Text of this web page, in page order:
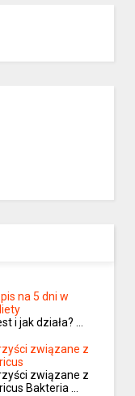
na 5 dni w
i jak działa? …
związane z
związane z
Bakteria …